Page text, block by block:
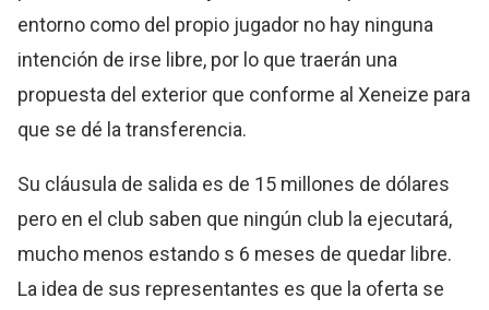
entorno como del propio jugador no hay ninguna
intención de irse libre, por lo que traerán una
propuesta del exterior que conforme al Xeneize para
que se dé la transferencia.
Su cláusula de salida es de 15 millones de dólares
pero en el club saben que ningún club la ejecutará,
mucho menos estando s 6 meses de quedar libre.
La idea de sus representantes es que la oferta se